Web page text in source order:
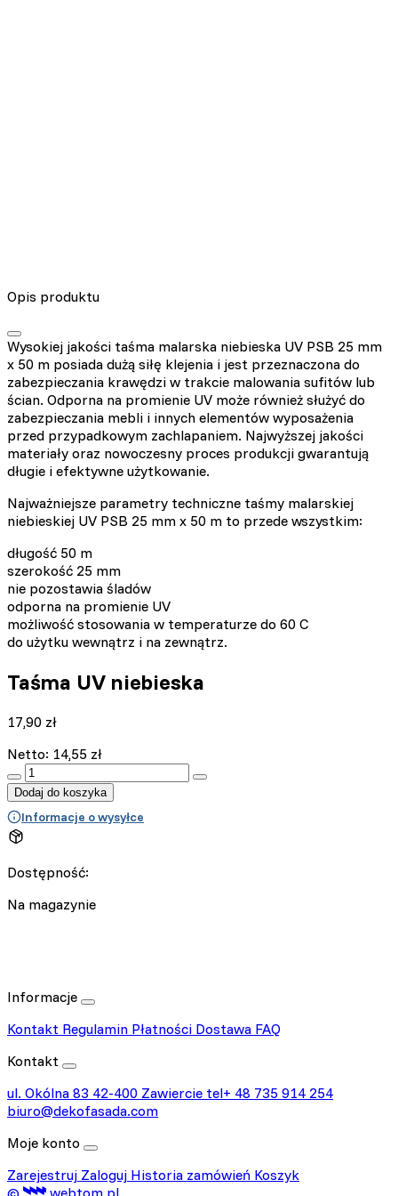
Opis produktu
Wysokiej jakości taśma malarska niebieska UV PSB 25 mm
x 50 m posiada dużą siłę klejenia i jest przeznaczona do
zabezpieczania krawędzi w trakcie malowania sufitów lub
ścian. Odporna na promienie UV może również służyć do
zabezpieczania mebli i innych elementów wyposażenia
przed przypadkowym zachlapaniem. Najwyższej jakości
materiały oraz nowoczesny proces produkcji gwarantują
długie i efektywne użytkowanie.
Najważniejsze parametry techniczne taśmy malarskiej
niebieskiej UV PSB 25 mm x 50 m to przede wszystkim:
długość 50 m
szerokość 25 mm
nie pozostawia śladów
odporna na promienie UV
możliwość stosowania w temperaturze do 60 C
do użytku wewnątrz i na zewnątrz.
Taśma UV niebieska
17,90 zł
Netto: 14,55 zł
:product_name quantity
Dodaj do koszyka
Informacje o wysyłce
Dostępność:
Na magazynie
Informacje
Kontakt Regulamin Płatności Dostawa FAQ
Kontakt
ul. Okólna 83 42-400 Zawiercie tel+ 48 735 914 254
biuro@dekofasada.com
Moje konto
Zarejestruj Zaloguj Historia zamówień Koszyk
©
webtom.pl